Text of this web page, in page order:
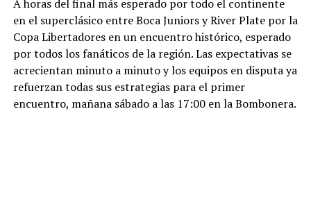
A horas del final más esperado por todo el continente
en el superclásico entre Boca Juniors y River Plate por la
Copa Libertadores en un encuentro histórico, esperado
por todos los fanáticos de la región. Las expectativas se
acrecientan minuto a minuto y los equipos en disputa ya
refuerzan todas sus estrategias para el primer
encuentro, mañana sábado a las 17:00 en la Bombonera.